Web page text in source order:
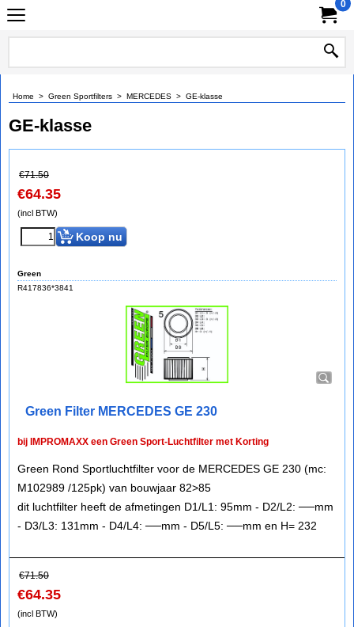
0
Home > Green Sportfilters > MERCEDES > GE-klasse
GE-klasse
€71.50
€64.35
(incl BTW)
Koop nu
Green
R417836*3841
Green Filter MERCEDES GE 230
bij IMPROMAXX een Green Sport-Luchtfilter met Korting
Green Rond Sportluchtfilter voor de MERCEDES GE 230 (mc:
M102989 /125pk) van bouwjaar 82>85
dit luchtfilter heeft de afmetingen D1/L1: 95mm - D2/L2: ──mm
- D3/L3: 131mm - D4/L4: ──mm - D5/L5: ──mm en H= 232
€71.50
€64.35
(incl BTW)